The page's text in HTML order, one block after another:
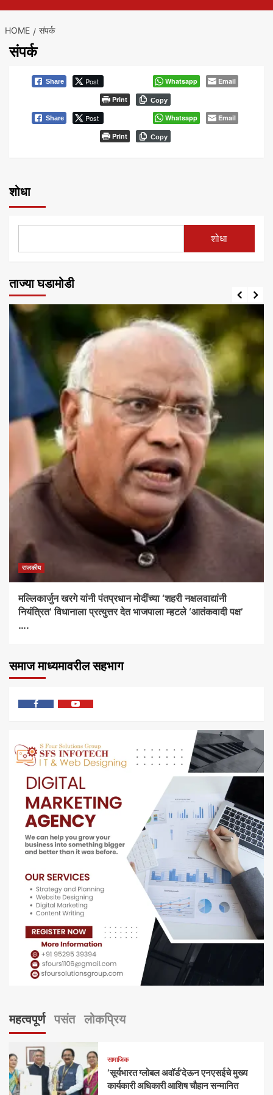
HOME संपर्क
संपर्क
Share Post Whatsapp
Email
Print
Copy
Share Post Whatsapp
Email
Print
Copy
शोधा
शोधा
ताज्या घडामोडी
राजकीय
मल्लिकार्जुन खरगे यांनी पंतप्रधान मोदींच्या ‘शहरी नक्षलवाद्यांनी
नियंत्रित’ विधानाला प्रत्युत्तर देत भाजपाला म्हटले ‘आतंकवादी पक्ष’
….
समाज माध्यमावरील सहभाग
महत्वपूर्ण पसंत लोकप्रिय
सामाजिक
‘सूर्यभारत ग्लोबल अवॉर्ड’देऊन एनएसईचे मुख्य
कार्यकारी अधिकारी आशिष चौहान सन्मानित